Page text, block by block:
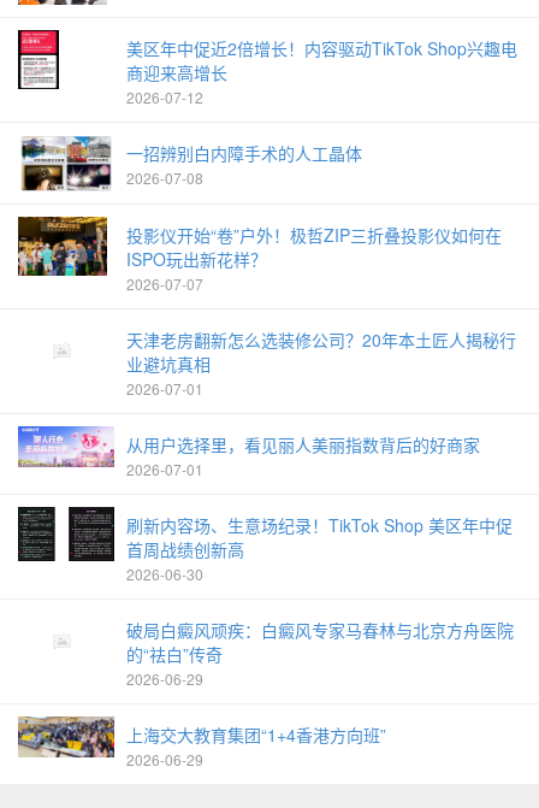
美区年中促近2倍增长！内容驱动TikTok Shop兴趣电
商迎来高增长
2026-07-12
一招辨别白内障手术的人工晶体
2026-07-08
投影仪开始“卷”户外！极哲ZIP三折叠投影仪如何在
ISPO玩出新花样？
2026-07-07
天津老房翻新怎么选装修公司？20年本土匠人揭秘行
业避坑真相
2026-07-01
从用户选择里，看见丽人美丽指数背后的好商家
2026-07-01
刷新内容场、生意场纪录！TikTok Shop 美区年中促
首周战绩创新高
2026-06-30
破局白癜风顽疾：白癜风专家马春林与北京方舟医院
的“祛白”传奇
2026-06-29
上海交大教育集团“1+4香港方向班”
2026-06-29